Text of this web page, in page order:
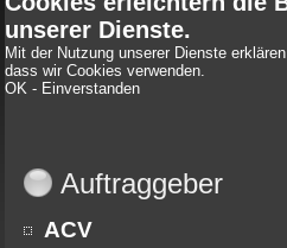
unserer Dienste.
Mit der Nutzung unserer Dienste
dass wir Cookies verwenden.
OK - Einverstanden
Auftraggeber
ACV